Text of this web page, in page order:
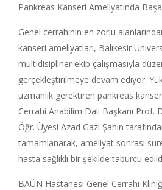
Pankreas Kanseri Ameliyatında
Genel cerrahinin en zorlu
kanseri ameliyatları, Balıkesir
multidisipliner ekip çalışmasıyla
gerçekleştirilmeye devam ediyor.
uzmanlık gerektiren pankreas
Cerrahi Anabilim Dalı Başkanı Prof.
Öğr. Üyesi Azad Gazi Şahin
tamamlanarak, ameliyat sonrası
hasta sağlıklı bir şekilde taburcu
BAÜN Hastanesi Genel Cerrahi